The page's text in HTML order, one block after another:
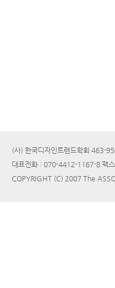
(사) 한국디자인트렌드학회 463-
대표전화 : 070-4412-1167-8 팩
COPYRIGHT (C) 2007 The